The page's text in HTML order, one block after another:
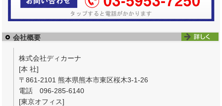
会社概要
株式会社ディカーナ
[本 社]
〒861-2101 熊本県熊本市東区桜木3-1-26
電話 096-285-6140
[東京オフィス]